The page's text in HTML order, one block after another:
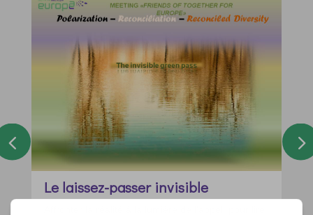
Le laissez-passer invisible